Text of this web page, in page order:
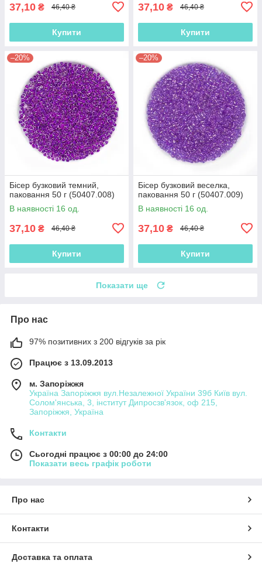
37,10 ₴ 46,40 ₴
Купити
37,10 ₴ 46,40 ₴
Купити
–20%
Бісер бузковий темний,
паковання 50 г (50407.008)
В наявності 16 од.
37,10 ₴ 46,40 ₴
Купити
–20%
Бісер бузковий веселка,
паковання 50 г (50407.009)
В наявності 16 од.
37,10 ₴ 46,40 ₴
Купити
Показати ще
Про нас
97% позитивних з 200 відгуків за рік
Працює з 13.09.2013
м. Запоріжжя
Україна Запоріжжя вул.Незалежної України 39б Київ вул.
Солом'янська, 3, інститут Дипросзв'язок, оф 215,
Запоріжжя, Україна
Контакти
Сьогодні працює з 00:00 до 24:00
Показати весь графік роботи
Про нас
Контакти
Доставка та оплата